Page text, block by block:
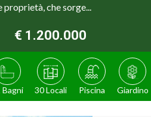
che sorge...
€ 1.200.000
Bagni 30 Locali Piscina Giardino